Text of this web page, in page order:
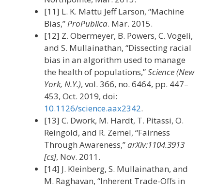
[11] L. K. Mattu Jeff Larson, “Machine
Bias,”ProPublica. Mar. 2015.
[12] Z. Obermeyer, B. Powers, C. Vogeli,
and S. Mullainathan, “Dissecting racial
bias in an algorithm used to manage
the health of populations,”Science (New
York, N.Y.), vol. 366, no. 6464, pp. 447–
453, Oct. 2019, doi:
10.1126/science.aax2342.
[13] C. Dwork, M. Hardt, T. Pitassi, O.
Reingold, and R. Zemel, “Fairness
Through Awareness,”arXiv:1104.3913
[cs], Nov. 2011.
[14] J. Kleinberg, S. Mullainathan, and
M. Raghavan, “Inherent Trade-Offs in